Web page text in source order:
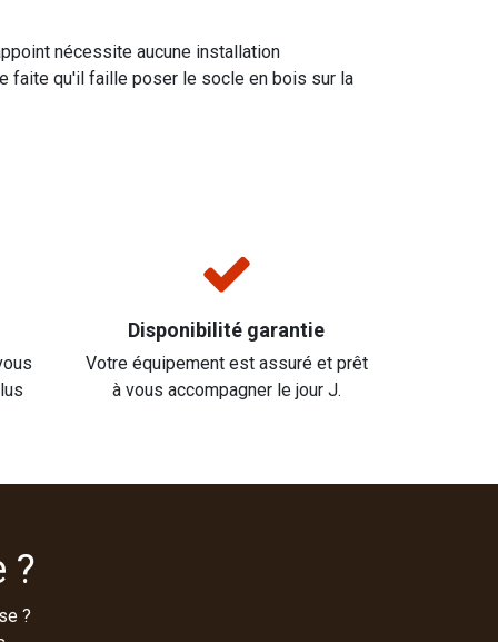
nécessite aucune installation
faite qu'il faille poser le socle en bois sur la
Disponibilité garantie
Votre équipement est assuré et prêt
à vous accompagner le jour J.
?
?